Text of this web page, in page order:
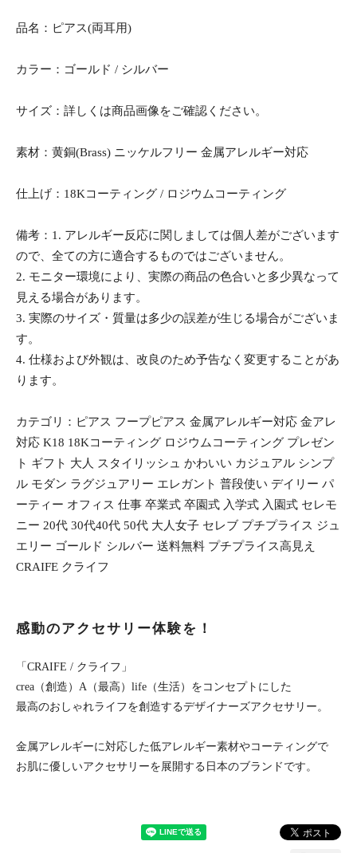
品名：ピアス(両耳用)
カラー：ゴールド / シルバー
サイズ：詳しくは商品画像をご確認ください。
素材：黄銅(Brass) ニッケルフリー 金属アレルギー対応
仕上げ：18Kコーティング / ロジウムコーティング
備考：1. アレルギー反応に関しましては個人差がございます
ので、全ての方に適合するものではございません。
2. モニター環境により、実際の商品の色合いと多少異なって
見える場合があります。
3. 実際のサイズ・質量は多少の誤差が生じる場合がございま
す。
4. 仕様および外観は、改良のため予告なく変更することがあ
ります。
カテゴリ：ピアス フープピアス 金属アレルギー対応 金アレ
対応 K18 18Kコーティング ロジウムコーティング プレゼン
ト ギフト 大人 スタイリッシュ かわいい カジュアル シンプ
ル モダン ラグジュアリー エレガント 普段使い デイリー パ
ーティー オフィス 仕事 卒業式 卒園式 入学式 入園式 セレモ
ニー 20代 30代40代 50代 大人女子 セレブ プチプライス ジュ
エリー ゴールド シルバー 送料無料 プチプライス高見え
CRAIFE クライフ
感動のアクセサリー体験を！
「CRAIFE / クライフ」
crea（創造）A（最高）life（生活）をコンセプトにした
最高のおしゃれライフを創造するデザイナーズアクセサリー。
金属アレルギーに対応した低アレルギー素材やコーティングで
お肌に優しいアクセサリーを展開する日本のブランドです。